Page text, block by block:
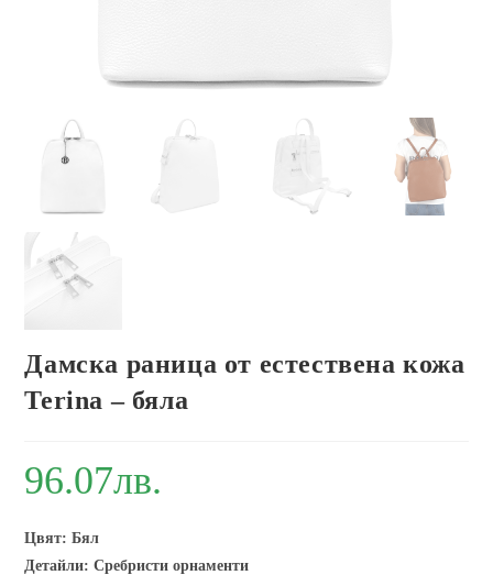
Дамска раница от естествена кожа
Terina – бяла
96.07лв.
Цвят: Бял
Детайли: Сребристи орнаменти